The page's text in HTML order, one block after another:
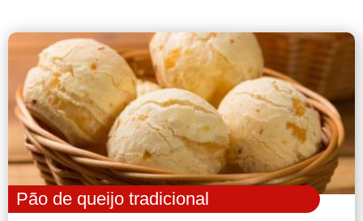
Pão de queijo tradicional